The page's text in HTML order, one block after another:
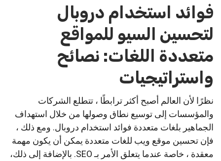
فوائد استخدام دروبال
لتحسين السيو للمواقع
متعددة اللغات: نصائح
واستراتيجيات
نظرًا لأن العالم أصبح أكثر ترابطًا ، تتطلع الشركات
والمؤسسات إلى توسيع نطاق وصولها من خلال استهداف
الجماهير بلغات متعددة فوائد استخدام دروبال. ومع ذلك ،
فإن تحسين موقع ويب للغات متعددة يمكن أن يكون مهمة
معقدة ، خاصة عندما يتعلق الأمر بـ SEO. بالإضافة إلى ذلك،